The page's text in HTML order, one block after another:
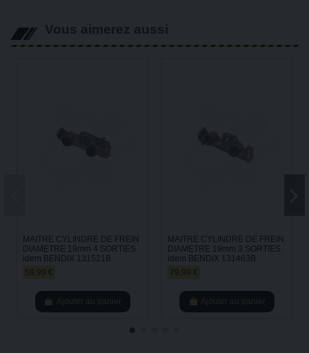
Vous aimerez aussi
MAITRE CYLINDRE DE FREIN
DIAMETRE 19mm 4 SORTIES
idem BENDIX 131521B
59,99 €
Ajouter au panier
MAITRE CYLINDRE DE FREIN
DIAMETRE 19mm 3 SORTIES
idem BENDIX 131463B
79,99 €
Ajouter au panier